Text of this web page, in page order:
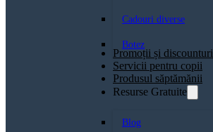
Cadouri diverse
Botez
Promoții și discounturi
Servicii pentru copii
Produsul săptămănii
Resurse Gratuite
Blog